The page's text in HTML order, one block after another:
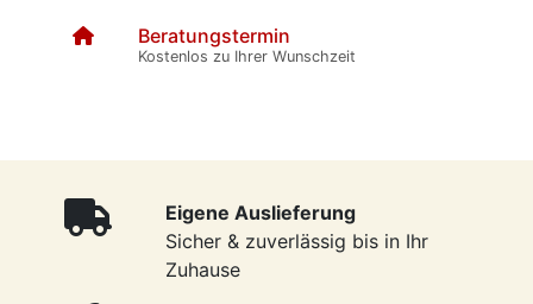
Beratungstermin
Kostenlos zu Ihrer Wunschzeit
Eigene Auslieferung
Sicher & zuverlässig bis in Ihr
Zuhause